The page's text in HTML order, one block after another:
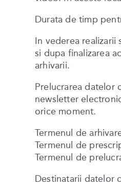
Durata de timp
In vederea
si dupa finalizarea
arhivarii.
Prelucrarea datelor
newsletter
orice moment.
Termenul de
Termenul de
Termenul de
Destinatarii datelor